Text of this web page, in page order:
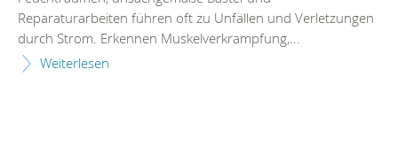
Reparaturarbeiten führen oft zu Unfällen und Verletzungen
durch Strom. Erkennen Muskelverkrampfung,...
Weiterlesen